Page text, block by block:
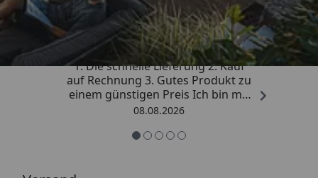
4,81/ 5
„Besonders gut gefallen hat mir :
1. Die schnelle Lieferung 2. Kauf
auf Rechnung 3. Gutes Produkt zu
einem günstigen Preis Ich bin mit
der Kaufabwicklung sehr
08.08.2026